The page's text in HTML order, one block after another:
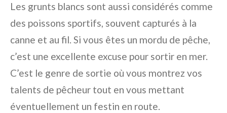
Les grunts blancs sont aussi considérés comme
des poissons sportifs, souvent capturés à la
canne et au fil. Si vous êtes un mordu de pêche,
c’est une excellente excuse pour sortir en mer.
C’est le genre de sortie où vous montrez vos
talents de pêcheur tout en vous mettant
éventuellement un festin en route.